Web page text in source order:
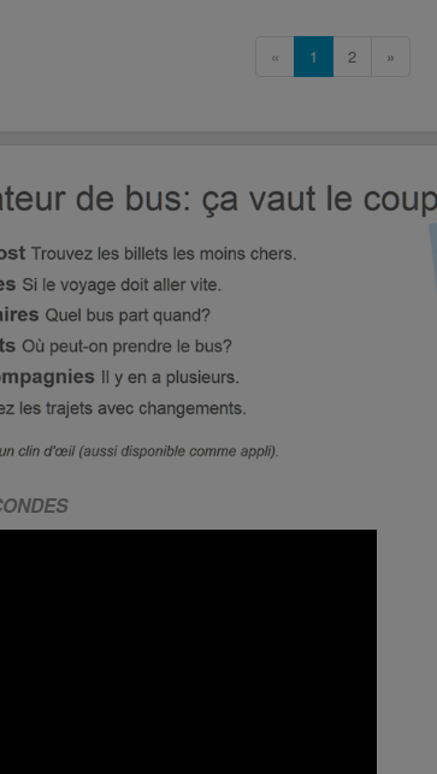
« 1 2 »